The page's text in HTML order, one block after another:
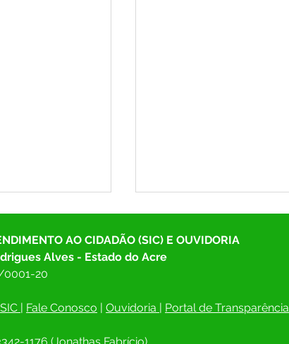
AO CIDADÃO (SIC) E OUVIDORIA
Alves - Estado do Acre
0001-20
SIC Fale Conosco Ouvidoria Portal de Transparência